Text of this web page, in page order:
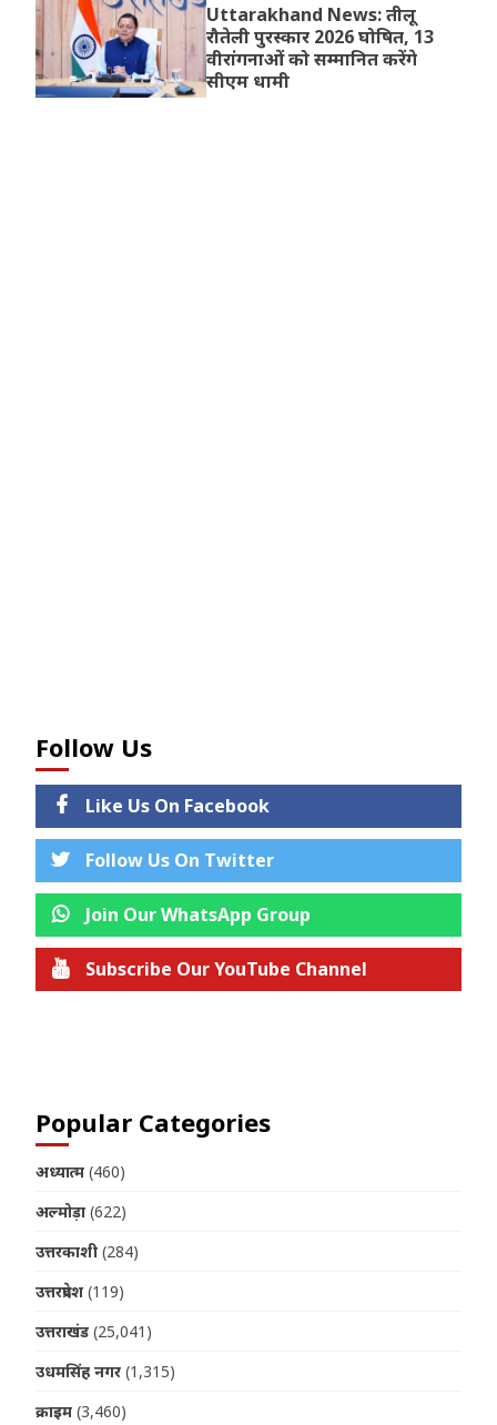
Uttarakhand News: तीलू
रौतेली पुरस्कार 2026 घोषित, 13
वीरांगनाओं को सम्मानित करेंगे
सीएम धामी
Follow Us
Like Us On Facebook
Follow Us On Twitter
Join Our WhatsApp Group
Subscribe Our YouTube Channel
Popular Categories
अध्यात्म (460)
अल्मोड़ा (622)
उत्तरकाशी (284)
उत्तरप्रदेश (119)
उत्तराखंड (25,041)
उधमसिंह नगर (1,315)
क्राइम (3,460)